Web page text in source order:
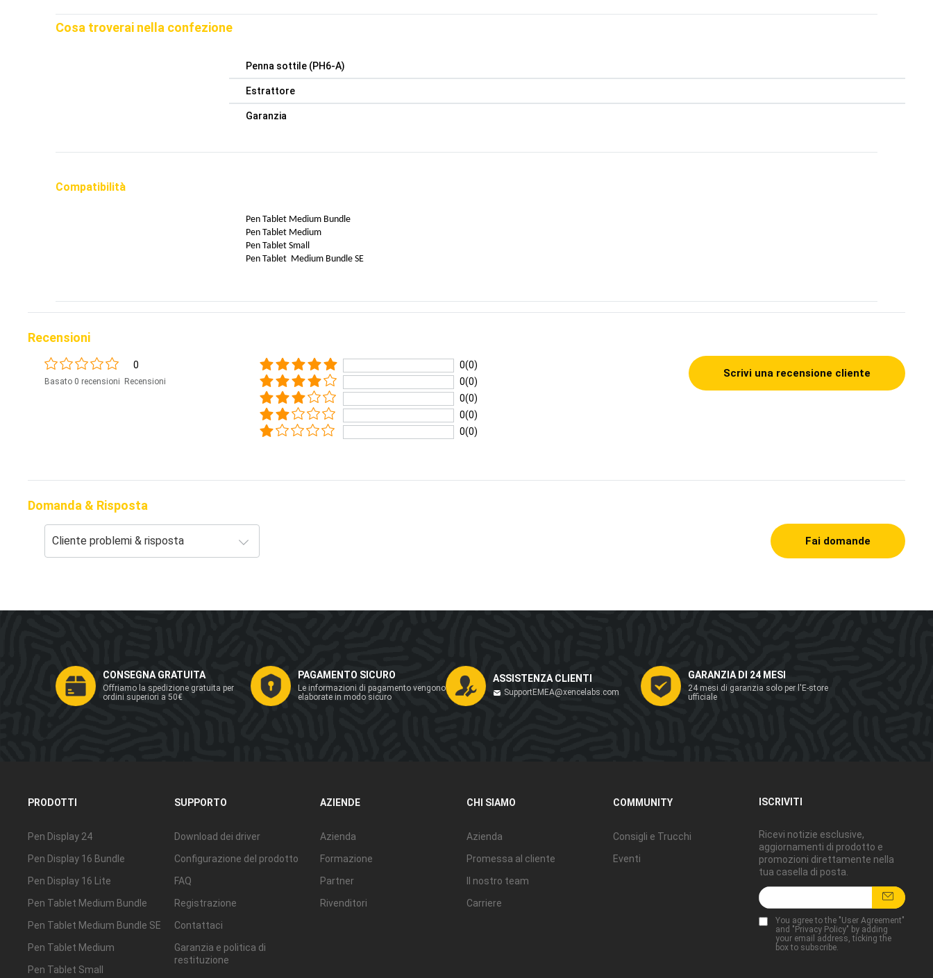
Cosa troverai nella confezione
Penna sottile (PH6-A)
Estrattore
Garanzia
Compatibilità
Pen Tablet Medium Bundle
Pen Tablet Medium
Pen Tablet Small
Pen Tablet Medium Bundle SE
Recensioni
0
Basato 0 recensioni Recensioni
0(0)
0(0)
0(0)
0(0)
0(0)
Scrivi una recensione cliente
Domanda & Risposta
Fai domande
CONSEGNA GRATUITA
Offriamo la spedizione gratuita per
ordini superiori a 50€
PAGAMENTO SICURO
Le informazioni di pagamento vengono
elaborate in modo sicuro
ASSISTENZA CLIENTI
SupportEMEA@xencelabs.com
GARANZIA DI 24 MESI
24 mesi di garanzia solo per l'E-store
ufficiale
ISCRIVITI
Ricevi notizie esclusive,
aggiornamenti di prodotto e
promozioni direttamente nella
tua casella di posta.
You agree to the "User Agreement"
and "Privacy Policy" by adding
your email address, ticking the
box to subscribe.
PRODOTTI
Pen Display 24
Pen Display 16 Bundle
Pen Display 16 Lite
Pen Tablet Medium Bundle
Pen Tablet Medium Bundle SE
Pen Tablet Medium
Pen Tablet Small
SUPPORTO
Download dei driver
Configurazione del prodotto
FAQ
Registrazione
Contattaci
Garanzia e politica di
restituzione
AZIENDE
Azienda
Formazione
Partner
Rivenditori
CHI SIAMO
Azienda
Promessa al cliente
Il nostro team
Carriere
COMMUNITY
Consigli e Trucchi
Eventi